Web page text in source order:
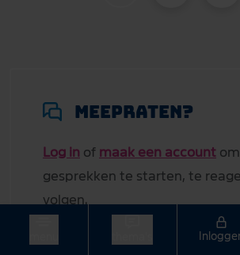
Meepraten?
Log in of maak een account om
gesprekken te starten, te
volgen.